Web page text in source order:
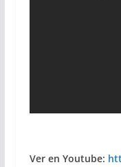
Ver en Youtube: